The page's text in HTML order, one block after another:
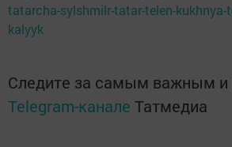
tatarcha-sylshmilr-tatar-telen-kukhnya-
kalyyk
Следите за самым важным и
Telegram-канале Татмедиа